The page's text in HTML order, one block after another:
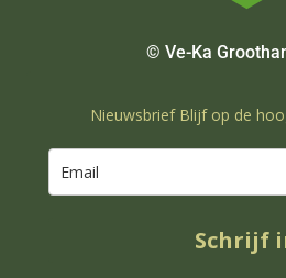
© Ve-Ka
Nieuwsbrief Blijf op de
Schrijf